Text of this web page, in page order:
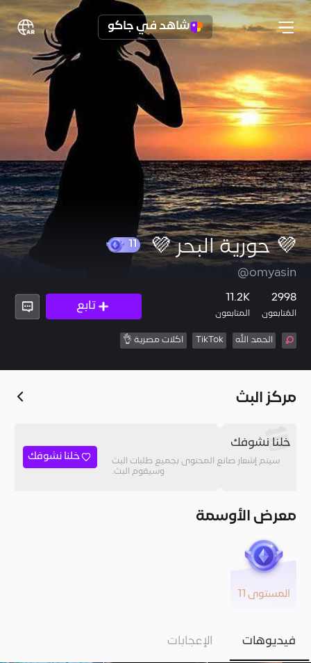
شاهد في جاكو
💜 حورية البحر 💜
@omyasin
2998
المُتابعون
11.2K
المتابعون
تابع
الحمد الله TikTok اكلات مصرية 👌
مركز البث
خلنا نشوفك
سيتم إشعار صانع المحتوى بجميع طلبات البث
وسيقوم البث.
خلنا نشوفك
معرض الأوسمة
المستوى 11
فيديوهات الإعجابات